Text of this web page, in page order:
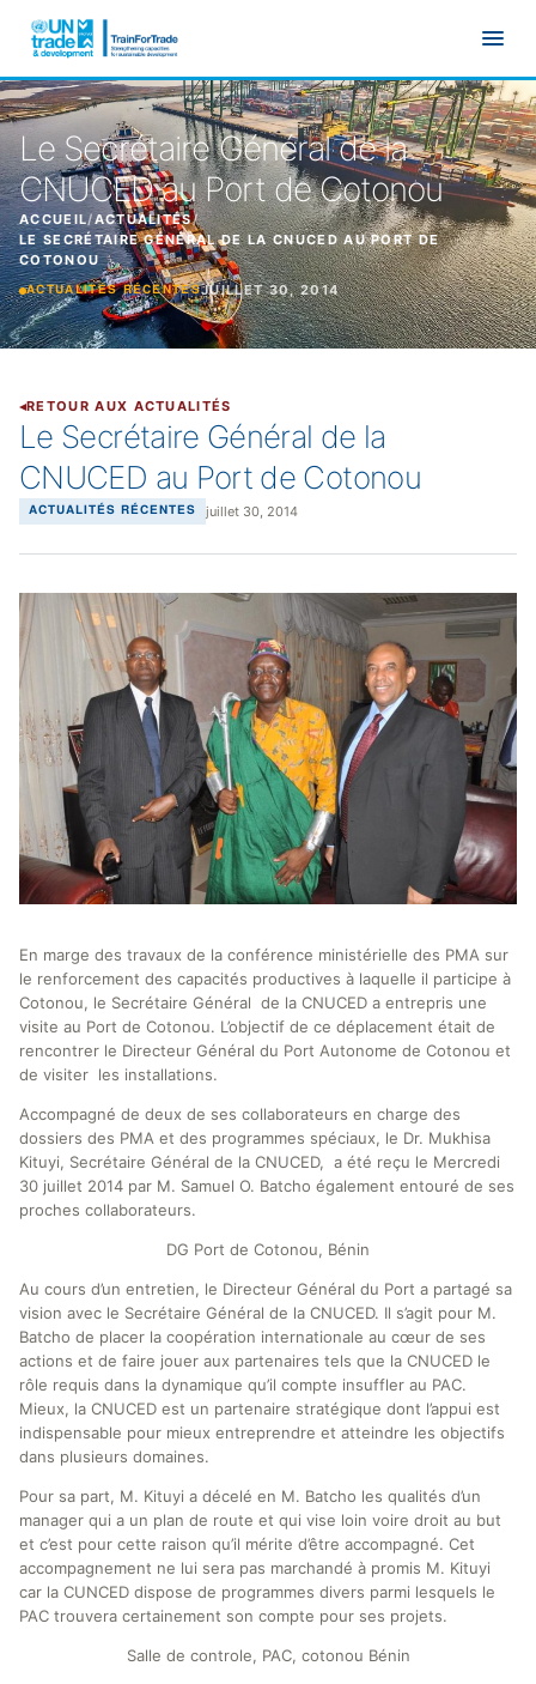
Le Secrétaire Général de la
CNUCED au Port de Cotonou
ACCUEIL/ACTUALITÉS/
LE SECRÉTAIRE GÉNÉRAL DE LA CNUCED AU PORT DE
COTONOU
ACTUALITÉS RÉCENTESJUILLET 30, 2014
RETOUR AUX ACTUALITÉS
Le Secrétaire Général de la
CNUCED au Port de Cotonou
ACTUALITÉS RÉCENTES juillet 30, 2014
En marge des travaux de la conférence ministérielle des PMA sur
le renforcement des capacités productives à laquelle il participe à
Cotonou, le Secrétaire Général de la CNUCED a entrepris une
visite au Port de Cotonou. L’objectif de ce déplacement était de
rencontrer le Directeur Général du Port Autonome de Cotonou et
de visiter les installations.
Accompagné de deux de ses collaborateurs en charge des
dossiers des PMA et des programmes spéciaux, le Dr. Mukhisa
Kituyi, Secrétaire Général de la CNUCED, a été reçu le Mercredi
30 juillet 2014 par M. Samuel O. Batcho également entouré de ses
proches collaborateurs.
DG Port de Cotonou, Bénin
Au cours d’un entretien, le Directeur Général du Port a partagé sa
vision avec le Secrétaire Général de la CNUCED. Il s’agit pour M.
Batcho de placer la coopération internationale au cœur de ses
actions et de faire jouer aux partenaires tels que la CNUCED le
rôle requis dans la dynamique qu’il compte insuffler au PAC.
Mieux, la CNUCED est un partenaire stratégique dont l’appui est
indispensable pour mieux entreprendre et atteindre les objectifs
dans plusieurs domaines.
Pour sa part, M. Kituyi a décelé en M. Batcho les qualités d’un
manager qui a un plan de route et qui vise loin voire droit au but
et c’est pour cette raison qu’il mérite d’être accompagné. Cet
accompagnement ne lui sera pas marchandé à promis M. Kituyi
car la CUNCED dispose de programmes divers parmi lesquels le
PAC trouvera certainement son compte pour ses projets.
Salle de controle, PAC, cotonou Bénin